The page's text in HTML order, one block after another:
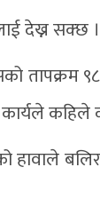
देख्न सक्छ ।
तापक्रम
कहिले
हावाले